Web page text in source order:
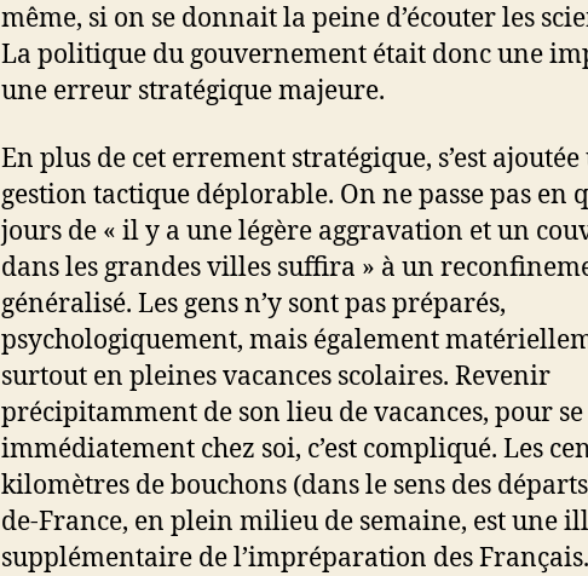
même, si on se donnait la peine d’écouter les
La politique du gouvernement était donc une
une erreur stratégique majeure.
En plus de cet errement stratégique, s’est ajoutée
gestion tactique déplorable. On ne passe pas en
jours de « il y a une légère aggravation et un
dans les grandes villes suffira » à un
généralisé. Les gens n’y sont pas préparés,
psychologiquement, mais également
surtout en pleines vacances scolaires. Revenir
précipitamment de son lieu de vacances, pour
immédiatement chez soi, c’est compliqué. Les
kilomètres de bouchons (dans le sens des
de-France, en plein milieu de semaine, est une
supplémentaire de l’impréparation des Français.